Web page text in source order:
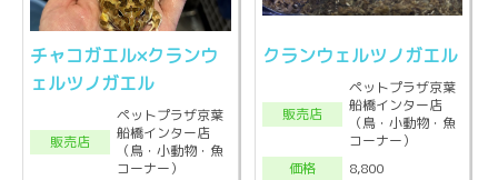
チャコガエル×クランウ
ェルツノガエル
販売店
ペットプラザ京葉
船橋インター店
（鳥・小動物・魚
コーナー）
クランウェルツノガエル
販売店
ペットプラザ京葉
船橋インター店
（鳥・小動物・魚
コーナー）
価格
8,800